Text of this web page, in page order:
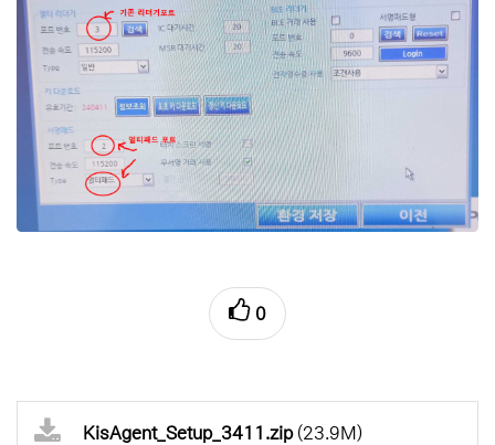
0
KisAgent_Setup_3411.zip(23.9M)